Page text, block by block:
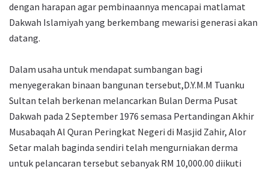
dengan harapan agar pembinaannya mencapai matlamat
Dakwah Islamiyah yang berkembang mewarisi generasi akan
datang.
Dalam usaha untuk mendapat sumbangan bagi
menyegerakan binaan bangunan tersebut,D.Y.M.M Tuanku
Sultan telah berkenan melancarkan Bulan Derma Pusat
Dakwah pada 2 September 1976 semasa Pertandingan Akhir
Musabaqah Al Quran Peringkat Negeri di Masjid Zahir, Alor
Setar malah baginda sendiri telah mengurniakan derma
untuk pelancaran tersebut sebanyak RM 10,000.00 diikuti